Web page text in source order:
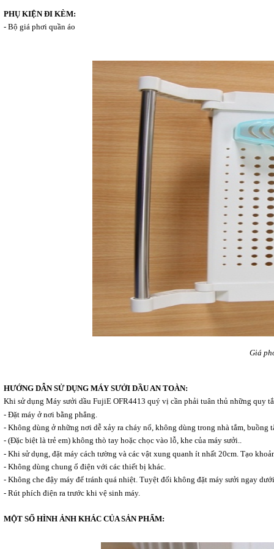
PHỤ KIỆN ĐI KÈM:
- Bộ giá phơi quần áo
Giá
HƯỚNG DẪN SỬ DỤNG MÁY SƯỞI DẦUAN TOÀN:
Khi sử dụng Máy sưởi dầu FujiE OFR4413 quý vị cần phải tuân thủ những quy
- Đặt máy ở nơi bằng phẳng.
- Không dùng ở những nơi dễ xảy ra cháy nổ, không dùng trong nhà tắm, buồng
- (Đặc biệt là trẻ em) không thò tay hoặc chọc vào lỗ, khe của máy sưởi..
- Khi sử dụng, đặt máy cách tường và các vật xung quanh ít nhất 20cm. Tạo
- Không dùng chung ổ điện với các thiết bị khác.
- Không che đậy máy để tránh quá nhiệt. Tuyệt đối không đặt máy sưởi ngay
- Rút phích điện ra trước khi vệ sinh máy.
MỘT SỐ HÌNH ẢNH KHÁC CỦA SẢN PHẨM: